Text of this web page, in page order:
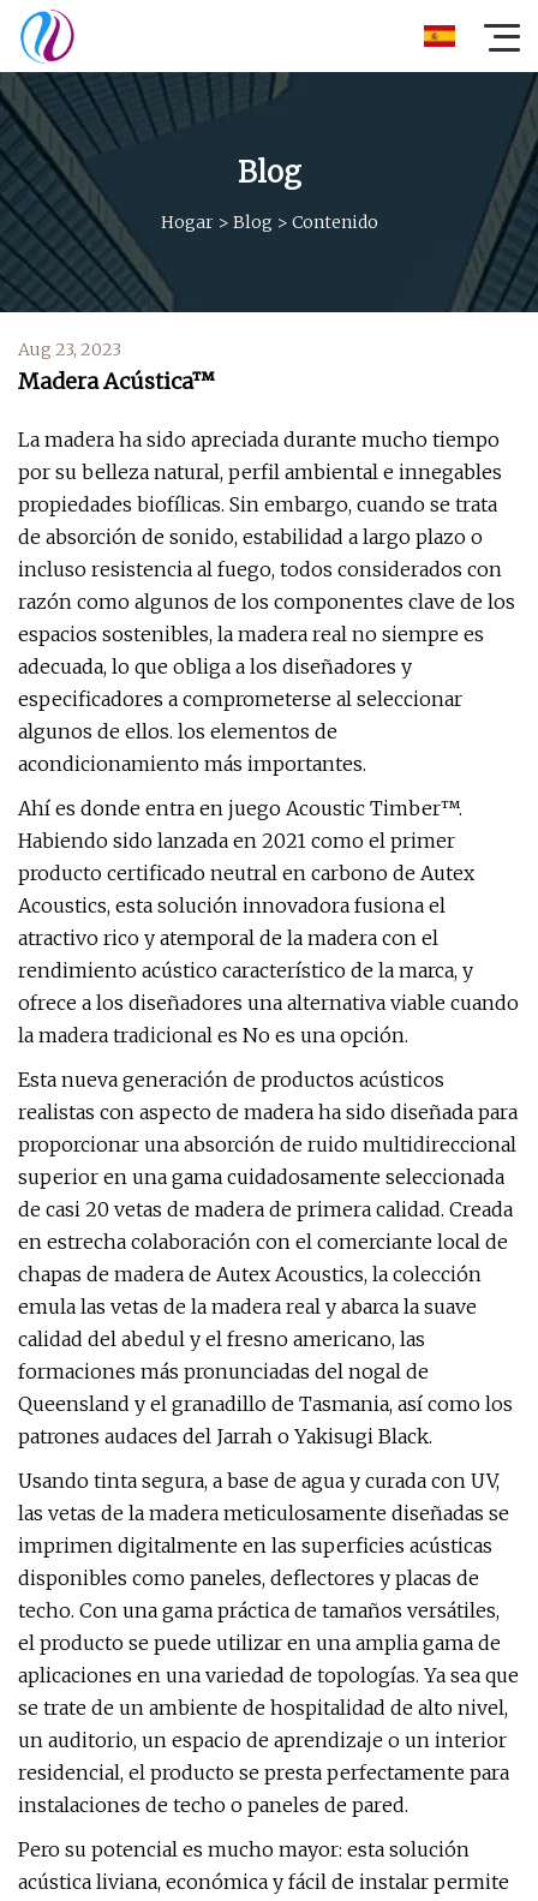
Blog
Hogar> Blog > Contenido
Aug 23, 2023
Madera Acústica™
La madera ha sido apreciada durante mucho tiempo
por su belleza natural, perfil ambiental e innegables
propiedades biofílicas. Sin embargo, cuando se trata
de absorción de sonido, estabilidad a largo plazo o
incluso resistencia al fuego, todos considerados con
razón como algunos de los componentes clave de los
espacios sostenibles, la madera real no siempre es
adecuada, lo que obliga a los diseñadores y
especificadores a comprometerse al seleccionar
algunos de ellos. los elementos de
acondicionamiento más importantes.
Ahí es donde entra en juego Acoustic Timber™.
Habiendo sido lanzada en 2021 como el primer
producto certificado neutral en carbono de Autex
Acoustics, esta solución innovadora fusiona el
atractivo rico y atemporal de la madera con el
rendimiento acústico característico de la marca, y
ofrece a los diseñadores una alternativa viable cuando
la madera tradicional es No es una opción.
Esta nueva generación de productos acústicos
realistas con aspecto de madera ha sido diseñada para
proporcionar una absorción de ruido multidireccional
superior en una gama cuidadosamente seleccionada
de casi 20 vetas de madera de primera calidad. Creada
en estrecha colaboración con el comerciante local de
chapas de madera de Autex Acoustics, la colección
emula las vetas de la madera real y abarca la suave
calidad del abedul y el fresno americano, las
formaciones más pronunciadas del nogal de
Queensland y el granadillo de Tasmania, así como los
patrones audaces del Jarrah o Yakisugi Black.
Usando tinta segura, a base de agua y curada con UV,
las vetas de la madera meticulosamente diseñadas se
imprimen digitalmente en las superficies acústicas
disponibles como paneles, deflectores y placas de
techo. Con una gama práctica de tamaños versátiles,
el producto se puede utilizar en una amplia gama de
aplicaciones en una variedad de topologías. Ya sea que
se trate de un ambiente de hospitalidad de alto nivel,
un auditorio, un espacio de aprendizaje o un interior
residencial, el producto se presta perfectamente para
instalaciones de techo o paneles de pared.
Pero su potencial es mucho mayor: esta solución
acústica liviana, económica y fácil de instalar permite